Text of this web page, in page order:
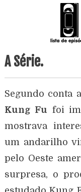
A Série.
Segundo conta
Kung Fu foi
mostrava
um andarilho
pelo Oeste
surpresa, o